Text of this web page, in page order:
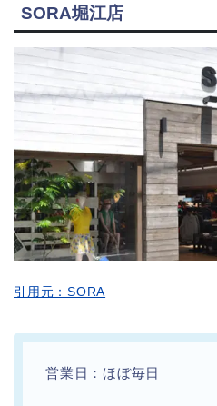
SORA堀江店
引用元：SORA
営業日：ほぼ毎日